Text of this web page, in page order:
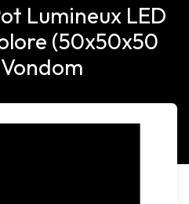
Lumineux LED
(50x50x50